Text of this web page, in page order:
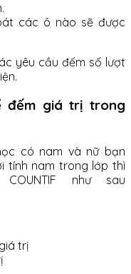
các ô nào sẽ được
yêu cầu đếm số lượt
đếm giá trị trong
có nam và nữ bạn
tính nam trong lớp thì
như sau
trị